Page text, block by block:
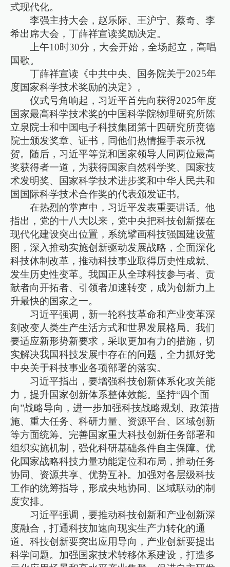
式现代化。
李强主持大会，赵乐际、王沪宁、蔡奇、李
希出席大会，丁薛祥宣读奖励决定。
上午10时30分，大会开始，全场起立，高唱
国歌。
丁薛祥宣读《中共中央、国务院关于2025年
度国家科学技术奖励的决定》。
仪式号角响起，习近平首先向获得2025年度
国家最高科学技术奖的中国科学院物理研究所陈
立泉院士和中国电子科技集团第十四研究所贲德
院士颁发奖章、证书，同他们热情握手表示祝
贺。随后，习近平等党和国家领导人同两位最高
奖获得者一道，为获得国家自然科学奖、国家技
术发明奖、国家科学技术进步奖和中华人民共和
国国际科学技术合作奖的代表颁发证书。
在热烈的掌声中，习近平发表重要讲话。他
指出，党的十八大以来，党中央把科技创新摆在
现代化建设突出位置，系统擘画科技强国建设蓝
图，深入推动实施创新驱动发展战略，全面深化
科技体制改革，推动科技事业取得历史性成就、
发生历史性变革。我国正从全球科技参与者、贡
献者向开拓者、引领者加速转变，成为创新力上
升最快的国家之一。
习近平强调，新一轮科技革命和产业变革深
刻改变人类生产生活方式和世界发展格局。我们
要适应新形势新要求，采取更加有力的措施，切
实解决我国科技发展中存在的问题，全力抓好党
中央关于科技事业各项部署的落实。
习近平指出，要增强科技创新体系化攻关能
力，提升国家创新体系整体效能。坚持“四个面
向”战略导向，进一步加强科技战略规划、政策措
施、重大任务、科研力量、资源平台、区域创新
等方面统筹。完善国家重大科技创新任务部署和
组织实施机制，强化科研基础条件自主保障。优
化国家战略科技力量功能定位和布局，推动任务
协同、资源共享、优势互补。加强对各层级科技
工作的统筹指导，形成央地协同、区域联动的制
度安排。
习近平强调，要推动科技创新和产业创新深
度融合，打通科技加速向现实生产力转化的通
道。科技创新要突出应用导向，产业创新要提出
科学问题。加强国家技术转移体系建设，打造多